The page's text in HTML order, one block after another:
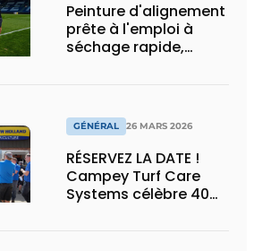
Peinture d'alignement
prête à l'emploi à
séchage rapide,
GÉNÉRAL 26 MARS 2026
RÉSERVEZ LA DATE !
Campey Turf Care
Systems célèbre 40